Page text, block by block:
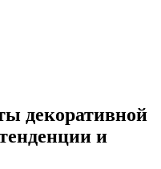
декоративной
и